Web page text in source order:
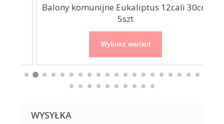
Balony komunijne Eukaliptus 12cali 30cm
5szt
Wybierz wariant
WYSYŁKA